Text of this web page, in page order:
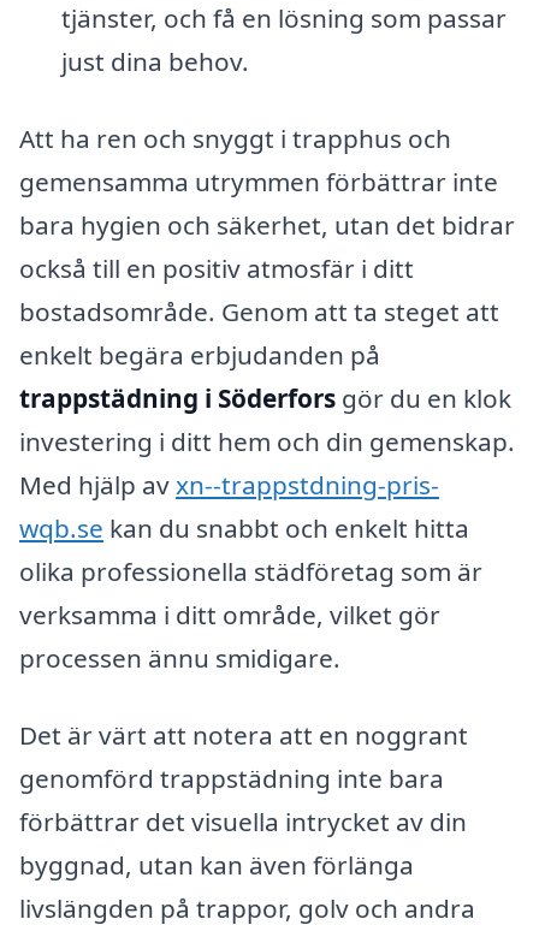
tjänster, och få en lösning som passar
just dina behov.
Att ha ren och snyggt i trapphus och
gemensamma utrymmen förbättrar inte
bara hygien och säkerhet, utan det bidrar
också till en positiv atmosfär i ditt
bostadsområde. Genom att ta steget att
enkelt begära erbjudanden på
trappstädning i Söderfors gör du en klok
investering i ditt hem och din gemenskap.
Med hjälp avxn--trappstdning-pris-
wqb.se kan du snabbt och enkelt hitta
olika professionella städföretag som är
verksamma i ditt område, vilket gör
processen ännu smidigare.
Det är värt att notera att en noggrant
genomförd trappstädning inte bara
förbättrar det visuella intrycket av din
byggnad, utan kan även förlänga
livslängden på trappor, golv och andra